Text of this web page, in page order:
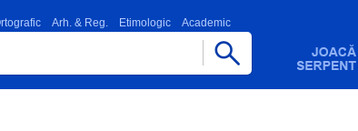
Arh. & Reg. Etimologic Academic